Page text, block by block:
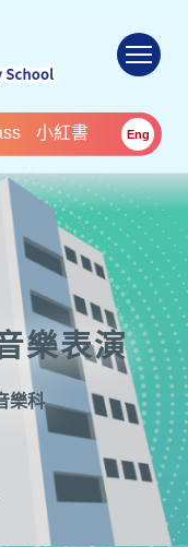
小紅書 Eng
樂表演
樂科